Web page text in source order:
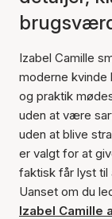
Izabel Camille
moderne
og praktik
uden at være
uden at blive
er valgt for at
faktisk får lyst til
Uanset om du
Izabel Camille